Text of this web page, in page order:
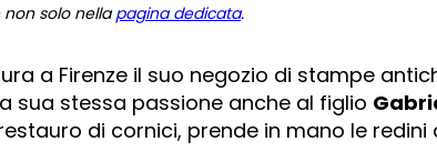
non solo nellapagina dedicata.
a Firenze il suo negozio di stampe
sua stessa passione anche al figlio
di cornici, prende in mano le redini